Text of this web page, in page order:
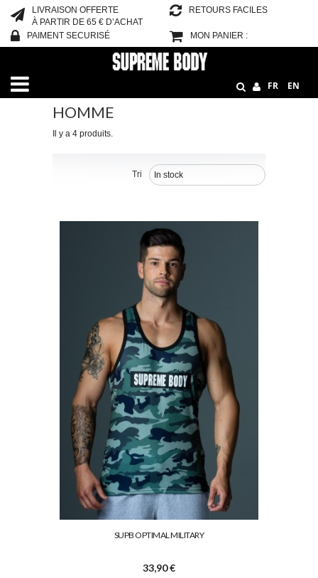
LIVRAISON OFFERTE
À PARTIR DE 65 € D’ACHAT
RETOURS FACILES
PAIMENT SECURISÉ MON PANIER :
FR EN
HOMME
Il y a 4 produits.
Tri In stock
SUPB OPTIMAL MILITARY
33,90 €